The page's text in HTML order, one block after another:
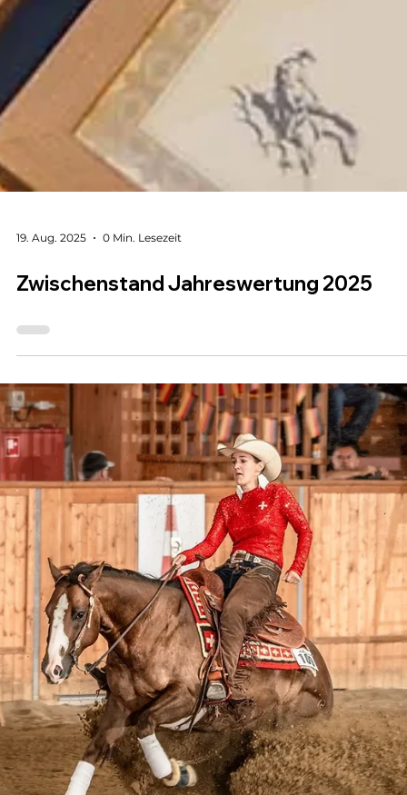
19. Aug. 2025 0 Min. Lesezeit
Zwischenstand Jahreswertung 2025